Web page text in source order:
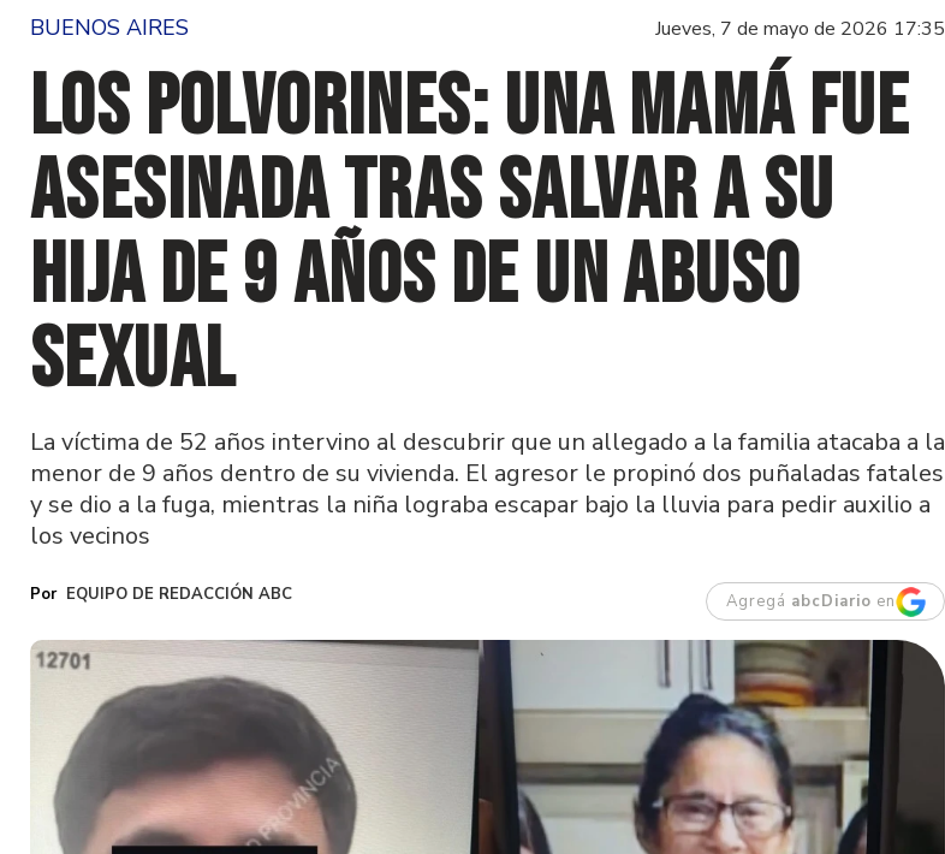
BUENOS AIRES Jueves, 7 de mayo de 2026 17:35
Los Polvorines: una mamá fue
asesinada tras salvar a su
hija de 9 años de un abuso
sexual
La víctima de 52 años intervino al descubrir que un allegado a la familia atacaba a la
menor de 9 años dentro de su vivienda. El agresor le propinó dos puñaladas fatales
y se dio a la fuga, mientras la niña lograba escapar bajo la lluvia para pedir auxilio a
los vecinos
EQUIPO DE REDACCIÓN ABC Agregá abcDiario en